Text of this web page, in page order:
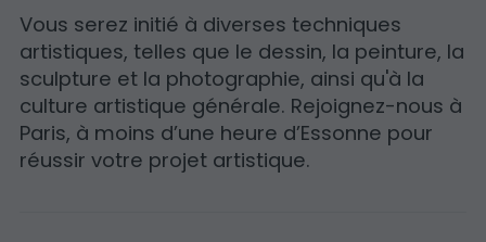
Vous serez initié à diverses techniques
artistiques, telles que le dessin, la peinture, la
sculpture et la photographie, ainsi qu'à la
culture artistique générale. Rejoignez-nous à
Paris, à moins d’une heure d’Essonne pour
réussir votre projet artistique.